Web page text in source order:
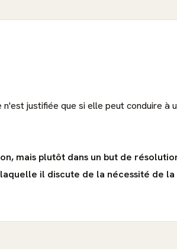
justifiée que si elle peut conduire à
mais plutôt dans un but de
il discute de la nécessité de